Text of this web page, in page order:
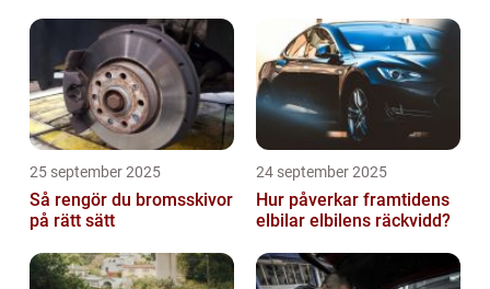
25 september 2025
Så rengör du bromsskivor
på rätt sätt
24 september 2025
Hur påverkar framtidens
elbilar elbilens räckvidd?